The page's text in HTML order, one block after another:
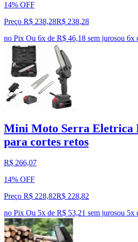
14% OFF
Preço R$ 238,28R$ 238,28
no Pix Ou 6x de R$ 46,18 sem jurosou 6x
Mini Moto Serra Eletrica
para cortes retos
R$ 266,07
14% OFF
Preço R$ 228,82R$ 228,82
no Pix Ou 5x de R$ 53,21 sem jurosou 5x